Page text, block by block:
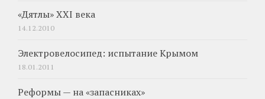
«Дятлы» XXI века
14.12.2010
Электровелосипед: испытание Крымом
18.01.2011
Реформы — на «запасниках»